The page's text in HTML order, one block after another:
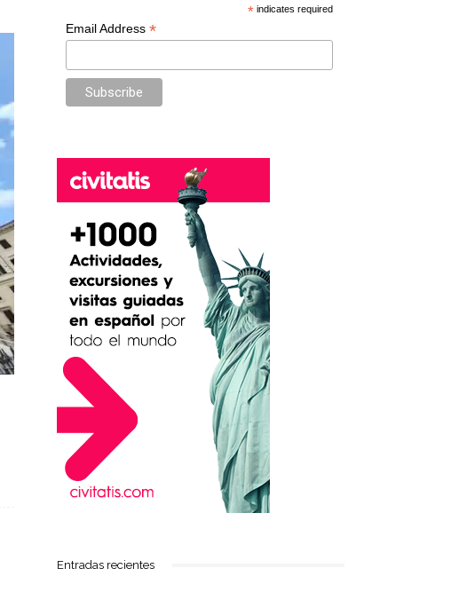
* indicates required
Email Address *
Entradas recientes